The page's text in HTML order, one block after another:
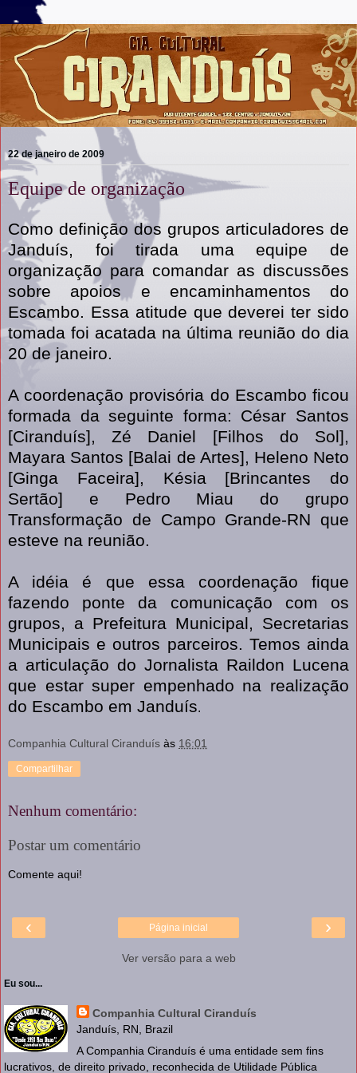
22 de janeiro de 2009
Equipe de organização
Como definição dos grupos articuladores de
Janduís, foi tirada uma equipe de
organização para comandar as discussões
sobre apoios e encaminhamentos do
Escambo. Essa atitude que deverei ter sido
tomada foi acatada na última reunião do dia
20 de janeiro.
A coordenação provisória do Escambo ficou
formada da seguinte forma: César Santos
[Ciranduís], Zé Daniel [Filhos do Sol],
Mayara Santos [Balai de Artes], Heleno Neto
[Ginga Faceira], Késia [Brincantes do
Sertão] e Pedro Miau do grupo
Transformação de Campo Grande-RN que
esteve na reunião.
A idéia é que essa coordenação fique
fazendo ponte da comunicação com os
grupos, a Prefeitura Municipal, Secretarias
Municipais e outros parceiros. Temos ainda
a articulação do Jornalista Raildon Lucena
que estar super empenhado na realização
do Escambo em Janduís.
Companhia Cultural Ciranduís às 16:01
Compartilhar
Nenhum comentário:
Postar um comentário
Comente aqui!
‹ ›
Página inicial
Ver versão para a web
Eu sou...
Companhia Cultural Ciranduís
Janduís, RN, Brazil
A Companhia Ciranduís é uma entidade sem fins
lucrativos, de direito privado, reconhecida de Utilidade Pública